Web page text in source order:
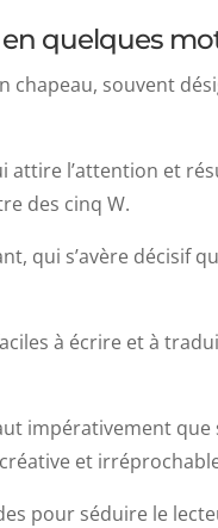
en quelques
souvent
attire l’attention et
des cinq W.
qui s’avère décisif
à écrire et à
impérativement
et
pour séduire le